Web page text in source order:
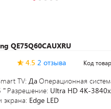
QE75Q60CAUXRU
4.5 2 отзыва Код
TV: ДаОперационная
" Разрешение: Ultra HD 4K-
экрана: Edge LED